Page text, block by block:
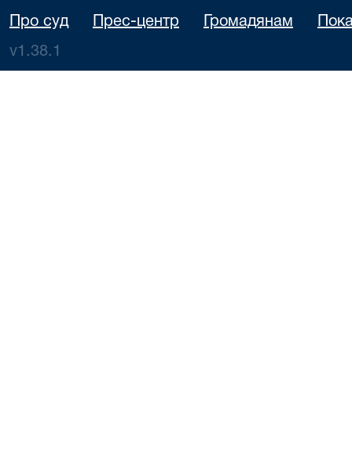
Про суд Прес-центр Громадянам
v1.38.1